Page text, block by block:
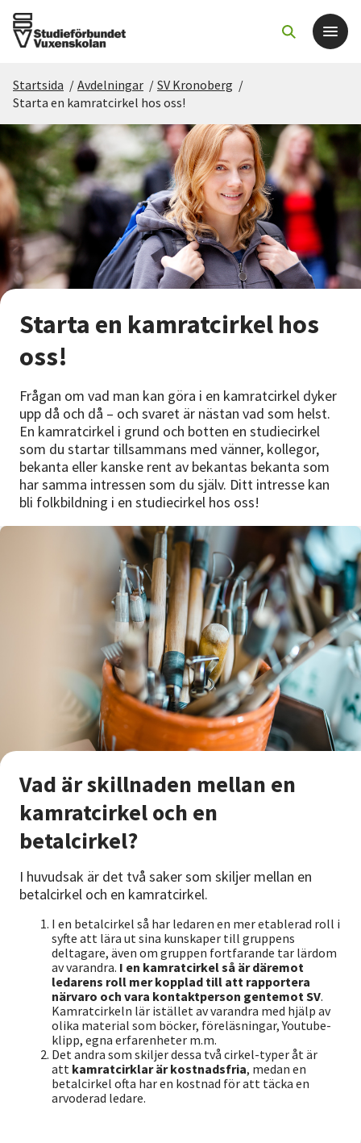
Det här gör vi
För dig som
Sök kurser och evenemang
Om SV
Starta studiecirkel
Cirkelledare
Nyheter
Avdelningar
Lyssna
Startsida / Avdelningar / SV Kronoberg /
Starta en kamratcirkel hos oss!
Starta en kamratcirkel hos
oss!
Frågan om vad man kan göra i en kamratcirkel dyker
upp då och då – och svaret är nästan vad som helst.
En kamratcirkel i grund och botten en studiecirkel
som du startar tillsammans med vänner, kollegor,
bekanta eller kanske rent av bekantas bekanta som
har samma intressen som du själv. Ditt intresse kan
bli folkbildning i en studiecirkel hos oss!
Vad är skillnaden mellan en
kamratcirkel och en
betalcirkel?
I huvudsak är det två saker som skiljer mellan en
betalcirkel och en kamratcirkel.
I en betalcirkel så har ledaren en mer etablerad roll i
syfte att lära ut sina kunskaper till gruppens
deltagare, även om gruppen fortfarande tar lärdom
av varandra. I en kamratcirkel så är däremot
ledarens roll mer kopplad till att rapportera
närvaro och vara kontaktperson gentemot SV.
Kamratcirkeln lär istället av varandra med hjälp av
olika material som böcker, föreläsningar, Youtube-
klipp, egna erfarenheter m.m.
Det andra som skiljer dessa två cirkel-typer åt är
att kamratcirklar är kostnadsfria, medan en
betalcirkel ofta har en kostnad för att täcka en
arvoderad ledare.